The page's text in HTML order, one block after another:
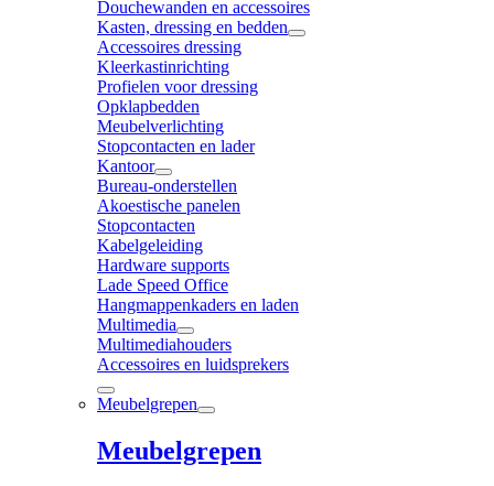
Douchewanden en accessoires
Kasten, dressing en bedden
Accessoires dressing
Kleerkastinrichting
Profielen voor dressing
Opklapbedden
Meubelverlichting
Stopcontacten en lader
Kantoor
Bureau-onderstellen
Akoestische panelen
Stopcontacten
Kabelgeleiding
Hardware supports
Lade Speed Office
Hangmappenkaders en laden
Multimedia
Multimediahouders
Accessoires en luidsprekers
Meubelgrepen
Meubelgrepen